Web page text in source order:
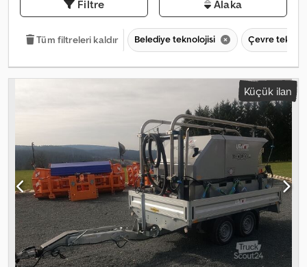
Filtre Alaka
Tüm filtreleri kaldır Belediye teknolojisi Çevre
Küçük ilan